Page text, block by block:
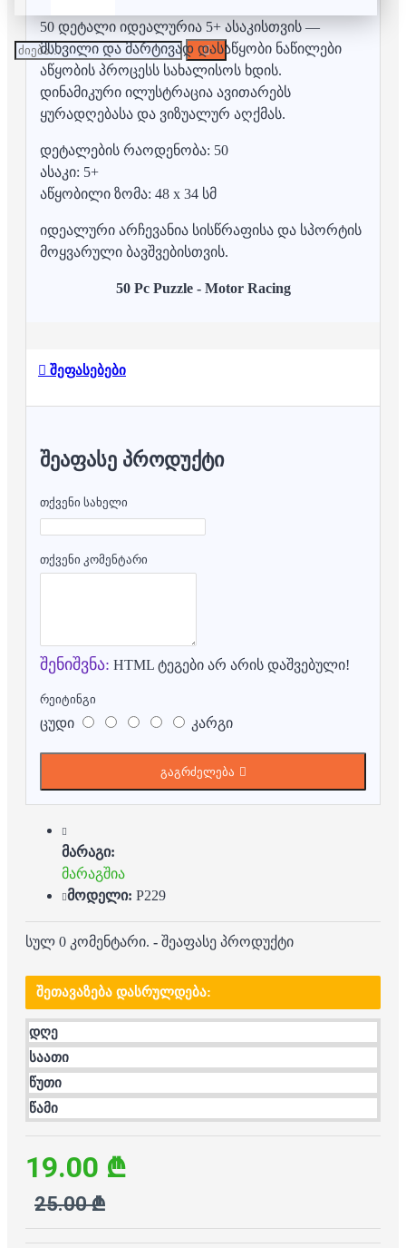
50 დეტალი იდეალურია 5+ ასაკისთვის —
მსხვილი და მარტივად დასაწყობი ნაწილები
აწყობის პროცესს სახალისოს ხდის.
დინამიკური ილუსტრაცია ავითარებს
ყურადღებასა და ვიზუალურ აღქმას.
დეტალების რაოდენობა: 50
ასაკი: 5+
აწყობილი ზომა: 48 x 34 სმ
იდეალური არჩევანია სისწრაფისა და სპორტის
მოყვარული ბავშვებისთვის.
50 Pc Puzzle - Motor Racing
შეფასებები
ᲨᲔᲐᲤᲐᲡᲔ ᲞᲠᲝᲓᲣᲥᲢᲘ
თქვენი სახელი
თქვენი კომენტარი
შენიშვნა: HTML ტეგები არ არის დაშვებული!
რეიტინგი
ცუდი კარგი
გაგრძელება
მარაგი:
მარაგშია
მოდელი: P229
სულ 0 კომენტარი. - შეაფასე პროდუქტი
ᲨᲔᲗᲐᲕᲐᲖᲔᲑᲐ ᲓᲐᲡᲠᲣᲚᲓᲔᲑᲐ:
დღე
საათი
წუთი
წამი
19.00 ₾
25.00 ₾